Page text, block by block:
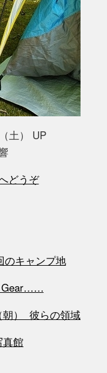
土） UP
どうぞ
キャンプ地
Gear……
朝） 彼らの領域
真館